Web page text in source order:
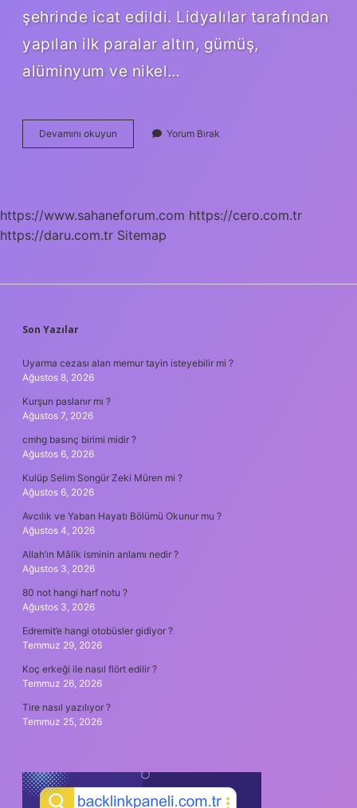
şehrinde icat edildi. Lidyalılar tarafından
yapılan ilk paralar altın, gümüş,
alüminyum ve nikel…
Devamını okuyun
Hangi
Yorum Bırak
https://www.sahaneforum.com https://cero.com.tr
https://daru.com.tr Sitemap
SIDEBAR
Son Yazılar
Uyarma cezası alan memur tayin isteyebilir mi ?
Ağustos 8, 2026
Kurşun paslanır mı ?
Ağustos 7, 2026
cmhg basınç birimi midir ?
Ağustos 6, 2026
Kulüp Selim Songür Zeki Müren mi ?
Ağustos 6, 2026
Avcılık ve Yaban Hayatı Bölümü Okunur mu ?
Ağustos 4, 2026
Allah’ın Mâlik isminin anlamı nedir ?
Ağustos 3, 2026
80 not hangi harf notu ?
Ağustos 3, 2026
Edremit’e hangi otobüsler gidiyor ?
Temmuz 29, 2026
Koç erkeği ile nasıl flört edilir ?
Temmuz 26, 2026
Tire nasıl yazılıyor ?
Temmuz 25, 2026